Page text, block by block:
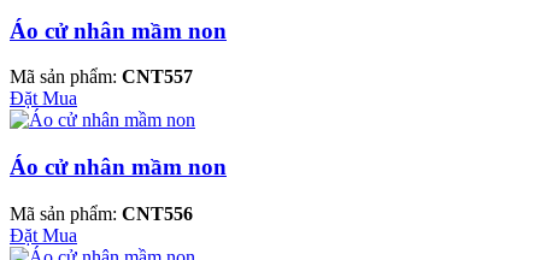
Áo cử nhân mầm non
Mã sản phẩm: CNT557
Đặt Mua
Áo cử nhân mầm non
Mã sản phẩm: CNT556
Đặt Mua